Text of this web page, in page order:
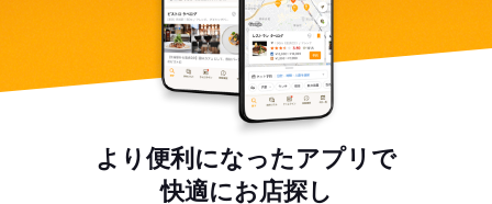
より便利になったアプリで
快適にお店探し